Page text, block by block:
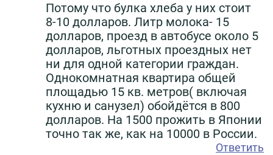
Потому что булка хлеба у них стоит
8-10 долларов. Литр молока- 15
долларов, проезд в автобусе около 5
долларов, льготных проездных нет
ни для одной категории граждан.
Однокомнатная квартира общей
площадью 15 кв. метров( включая
кухню и санузел) обойдётся в 800
долларов. На 1500 прожить в Японии
точно так же, как на 10000 в России.
Ответить